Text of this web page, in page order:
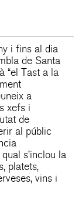
i fins al dia
de Santa
“el Tast a la
a
xefs i
de
al públic
s’inclou la
platets,
vins i